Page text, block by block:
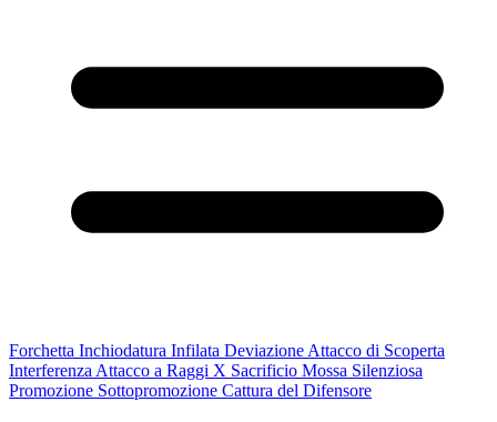
Forchetta Inchiodatura Infilata Deviazione Attacco di Scoperta
Interferenza Attacco a Raggi X Sacrificio Mossa Silenziosa
Promozione Sottopromozione Cattura del Difensore